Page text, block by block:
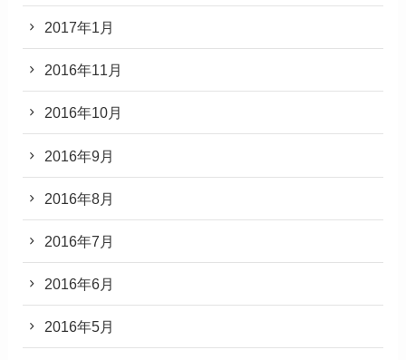
2017年1月
2016年11月
2016年10月
2016年9月
2016年8月
2016年7月
2016年6月
2016年5月